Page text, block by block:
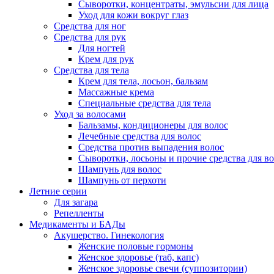
Сыворотки, концентраты, эмульсии для лица
Уход для кожи вокруг глаз
Средства для ног
Средства для рук
Для ногтей
Крем для рук
Средства для тела
Крем для тела, лосьон, бальзам
Массажные крема
Специальные средства для тела
Уход за волосами
Бальзамы, кондиционеры для волос
Лечебные средства для волос
Средства против выпадения волос
Сыворотки, лосьоны и прочие средства для
Шампунь для волос
Шампунь от перхоти
Летние серии
Для загара
Репелленты
Медикаменты и БАДы
Акушерство. Гинекология
Женские половые гормоны
Женское здоровье (таб, капс)
Женское здоровье свечи (суппозитории)